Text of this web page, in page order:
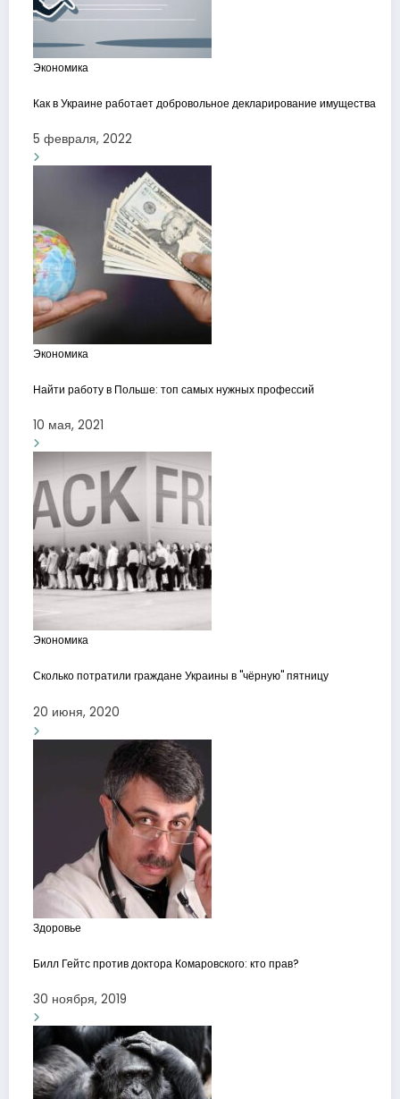
Экономика
Как в Украине работает добровольное декларирование имущества
5 февраля, 2022
Экономика
Найти работу в Польше: топ самых нужных профессий
10 мая, 2021
Экономика
Сколько потратили граждане Украины в "чёрную" пятницу
20 июня, 2020
Здоровье
Билл Гейтс против доктора Комаровского: кто прав?
30 ноября, 2019